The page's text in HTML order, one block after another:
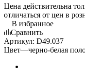
Цена действительна
отличаться от цен в
В избранное
Сравнить
Артикул: D49.037
Цвет—черно-белая